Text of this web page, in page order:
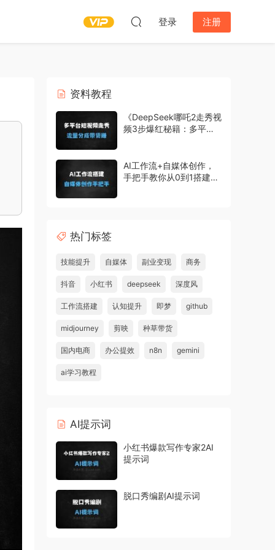
登录 注册
资料教程
《DeepSeek哪吒2走秀视
频3步爆红秘籍：多平台
AI工作流+自媒体创作，
手把手教你从0到1搭建一
热门标签
技能提升 自媒体 副业变现 商务
抖音 小红书 deepseek 深度风
工作流搭建 认知提升 即梦 github
midjourney 剪映 种草带货
国内电商 办公提效 n8n gemini
ai学习教程
AI提示词
小红书爆款写作专家2AI
提示词
脱口秀编剧AI提示词